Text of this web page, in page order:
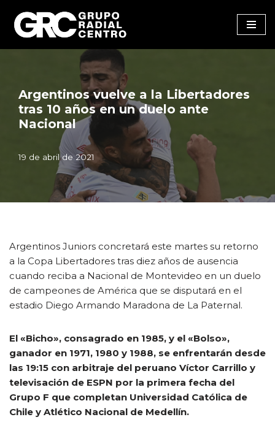
Saltar
al
Argentinos vuelve a la Libertadores
tras 10 años en un duelo ante
Nacional
19 de abril de 2021
Argentinos Juniors concretará este martes su retorno
a la Copa Libertadores tras diez años de ausencia
cuando reciba a Nacional de Montevideo en un duelo
de campeones de América que se disputará en el
estadio Diego Armando Maradona de La Paternal.
El «Bicho», consagrado en 1985, y el «Bolso»,
ganador en 1971, 1980 y 1988, se enfrentarán desde
las 19:15 con arbitraje del peruano Víctor Carrillo y
televisación de ESPN por la primera fecha del
Grupo F que completan Universidad Católica de
Chile y Atlético Nacional de Medellín.